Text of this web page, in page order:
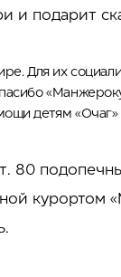
и подарит
Для их
детям «Очаг»
80
курортом